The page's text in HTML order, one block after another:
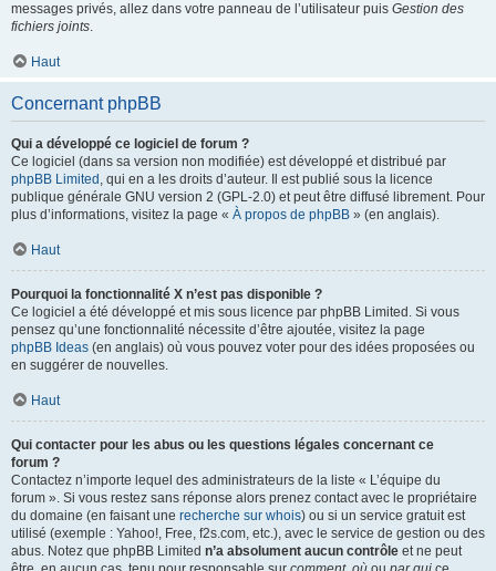
messages privés, allez dans votre panneau de l’utilisateur puis Gestion des
fichiers joints.
Haut
Concernant phpBB
Qui a développé ce logiciel de forum ?
Ce logiciel (dans sa version non modifiée) est développé et distribué par
phpBB Limited , qui en a les droits d’auteur. Il est publié sous la licence
publique générale GNU version 2 (GPL-2.0) et peut être diffusé librement. Pour
plus d’informations, visitez la page « À propos de phpBB » (en anglais).
Haut
Pourquoi la fonctionnalité X n’est pas disponible ?
Ce logiciel a été développé et mis sous licence par phpBB Limited. Si vous
pensez qu’une fonctionnalité nécessite d’être ajoutée, visitez la page
phpBB Ideas (en anglais) où vous pouvez voter pour des idées proposées ou
en suggérer de nouvelles.
Haut
Qui contacter pour les abus ou les questions légales concernant ce
forum ?
Contactez n’importe lequel des administrateurs de la liste « L’équipe du
forum ». Si vous restez sans réponse alors prenez contact avec le propriétaire
du domaine (en faisant une recherche sur whois) ou si un service gratuit est
utilisé (exemple : Yahoo!, Free, f2s.com, etc.), avec le service de gestion ou des
abus. Notez que phpBB Limited n’a absolument aucun contrôle et ne peut